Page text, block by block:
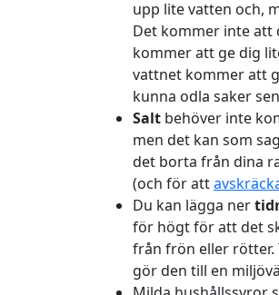
upp lite vatten och,
Det kommer inte att
kommer att ge dig
vattnet kommer att
kunna odla saker
Salt behöver inte
men det kan som
det borta från dina
(och för att
Du kan lägga ner
för högt för att det
från frön eller rötter.
gör den till en